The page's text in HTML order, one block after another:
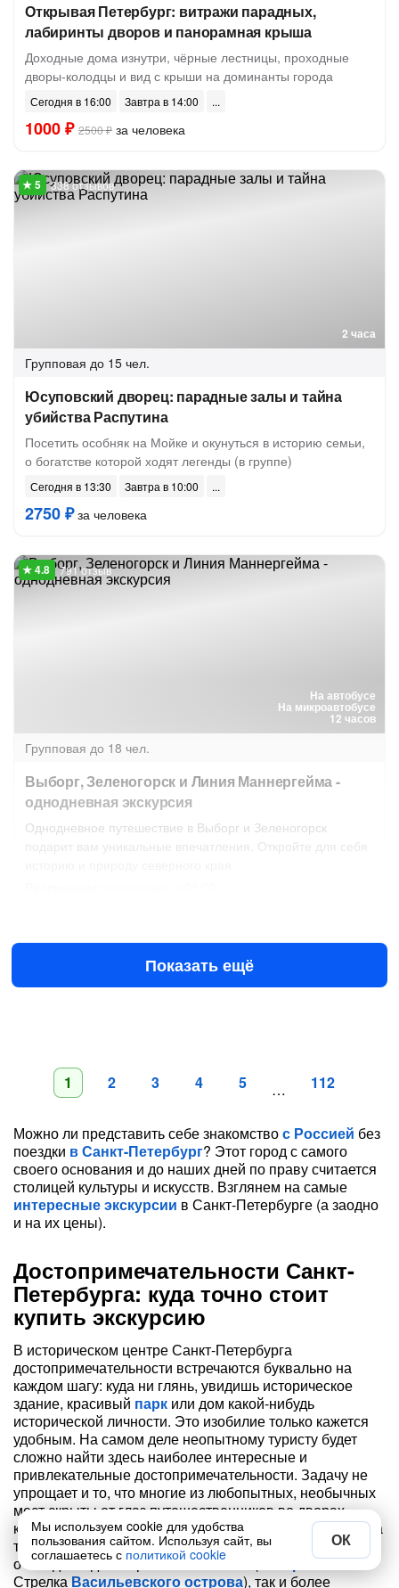
Открывая Петербург: витражи парадных,
лабиринты дворов и панорамная крыша
Доходные дома изнутри, чёрные лестницы, проходные
дворы-колодцы и вид с крыши на доминанты города
Сегодня в 16:00 Завтра в 14:00
1000 ₽ 2500 ₽ за человека
2 часа
338 отзывов
Групповая до 15 чел.
Юсуповский дворец: парадные залы и тайна
убийства Распутина
Посетить особняк на Мойке и окунуться в историю семьи,
о богатстве которой ходят легенды (в группе)
Сегодня в 13:30 Завтра в 10:00
2750 ₽за человека
На автобусе
На микроавтобусе
12 часов
791 отзыв
Групповая до 18 чел.
Выборг, Зеленогорск и Линия Маннергейма -
однодневная экскурсия
Однодневное путешествие в Выборг и Зеленогорск
подарит вам уникальные впечатления. Откройте для себя
4100 ₽за человека
Показать ещё
1 2 3 4 5 … 112
Можно ли представить себе знакомствос Россией без
поездки в Санкт-Петербург? Этот город с самого
своего основания и до наших дней по праву считается
столицей культуры и искусств. Взглянем на самые
интересные экскурсии в Санкт-Петербурге (а заодно
и на их цены).
Достопримечательности Санкт-
Петербурга: куда точно стоит
купить экскурсию
В историческом центре Санкт-Петербурга
достопримечательности встречаются буквально на
каждом шагу: куда ни глянь, увидишь историческое
здание, красивый парк или дом какой-нибудь
исторической личности. Это изобилие только кажется
удобным. На самом деле неопытному туристу будет
сложно найти здесь наиболее интересные и
привлекательные достопримечательности. Задачу не
упрощает и то, что многие из любопытных, необычных
мест скрыты от глаз путешественников во дворах-
колодцах, малоприметных переулках или районах, куда
туристы вообще редко заезжают. Рассмотрим и
очевидные достопримечательности (как
Эрмитажили
СтрелкаВасильевского острова), так и более
Мы используем cookie для удобства
пользования сайтом. Используя сайт, вы
соглашаетесь с политикой cookie
ОК